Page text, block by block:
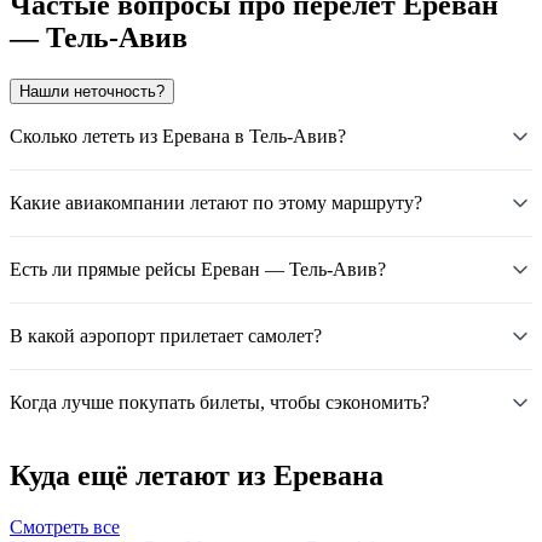
— Тель-Авив
Нашли неточность?
Сколько лететь из Еревана в Тель-Авив?
Какие авиакомпании летают по этому маршруту?
Есть ли прямые рейсы Ереван — Тель-Авив?
В какой аэропорт прилетает самолет?
Когда лучше покупать билеты, чтобы сэкономить?
Куда ещё летают из Еревана
Смотреть все